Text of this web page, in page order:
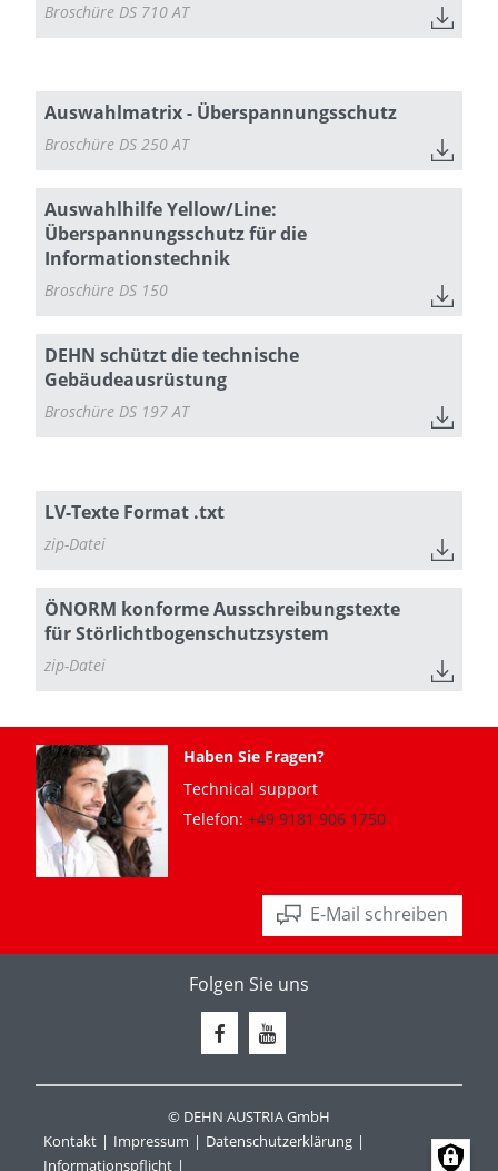
Broschüre DS 710 AT
Auswahlmatrix - Überspannungsschutz
Broschüre DS 250 AT
Auswahlhilfe Yellow/Line:
Überspannungsschutz für die
Informationstechnik
Broschüre DS 150
DEHN schützt die technische
Gebäudeausrüstung
Broschüre DS 197 AT
LV-Texte Format .txt
zip-Datei
ÖNORM konforme Ausschreibungstexte
für Störlichtbogenschutzsystem
zip-Datei
Haben Sie Fragen?
Technical support
Telefon: +49 9181 906 1750
E-Mail schreiben
Kontakt Impressum
Datenschutzerklärung
Informationspflicht
© DEHN AUSTRIA GmbH
Folgen Sie uns